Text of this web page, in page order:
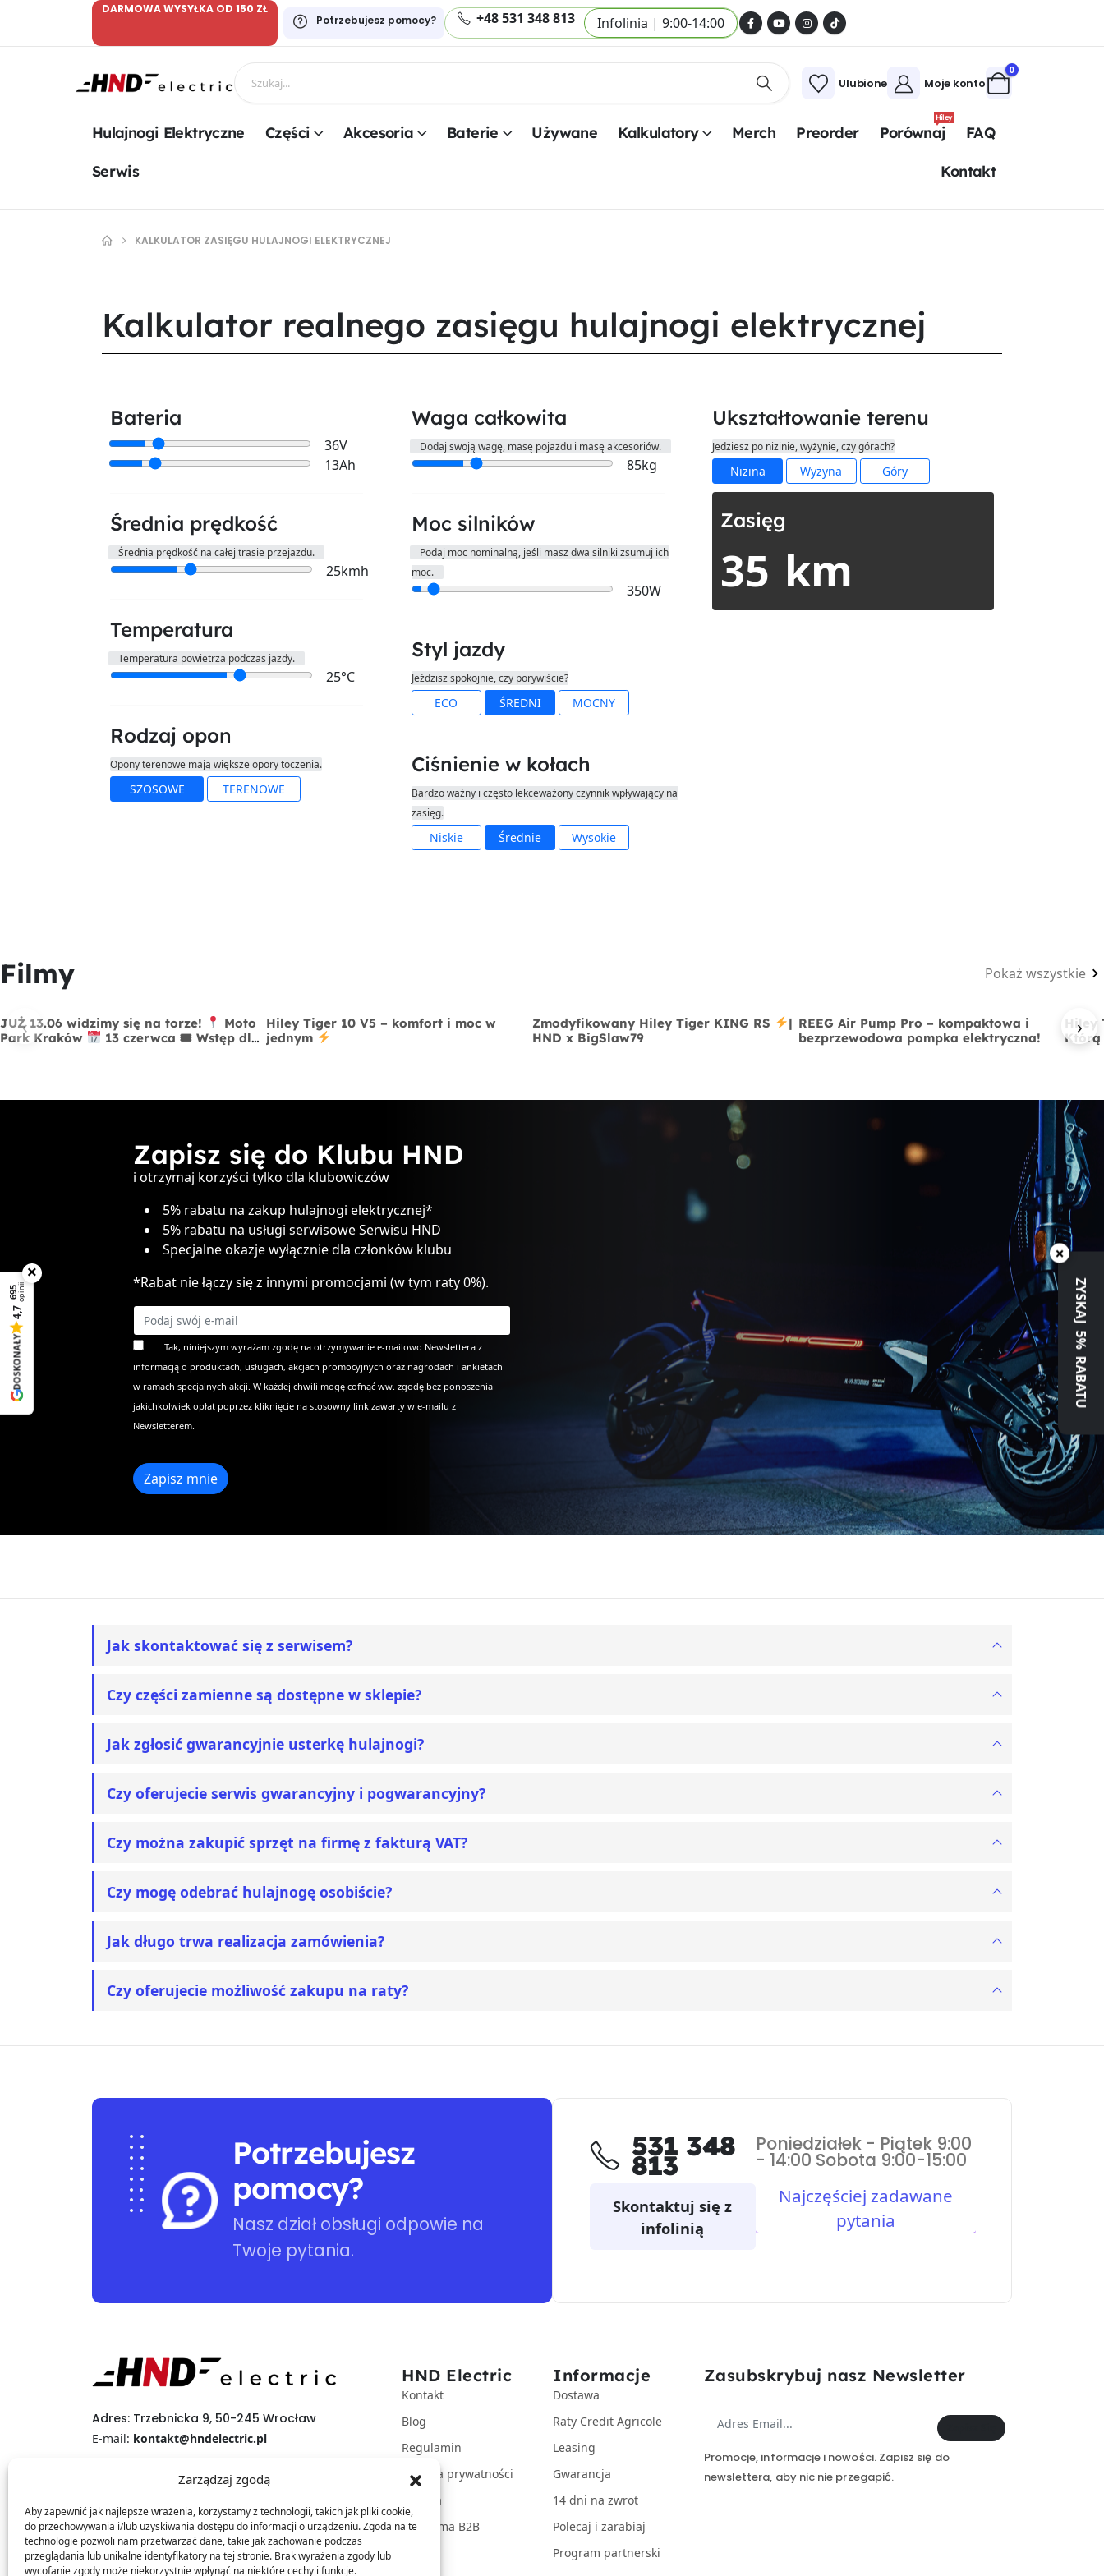
Zarządzaj zgodą
Aby zapewnić jak najlepsze wrażenia, korzystamy z technologii, takich jak pliki cookie,
do przechowywania i/lub uzyskiwania dostępu do informacji o urządzeniu. Zgoda na te
technologie pozwoli nam przetwarzać dane, takie jak zachowanie podczas
przeglądania lub unikalne identyfikatory na tej stronie. Brak wyrażenia zgody lub
wycofanie zgody może niekorzystnie wpłynąć na niektóre cechy i funkcje.
DARMOWA WYSYŁKA OD 150 ZŁ
Potrzebujesz pomocy?
+48 531 348 813 Infolinia | 9:00-14:00
Ulubione Moje konto
0
Hulajnogi Elektryczne Części Akcesoria Baterie Używane Kalkulatory Merch Preorder Porównaj
Hiley
FAQ
Serwis Kontakt
KALKULATOR ZASIĘGU HULAJNOGI ELEKTRYCZNEJ
Kalkulator realnego zasięgu hulajnogi elektrycznej
Bateria
36V
13Ah
Średnia prędkość
Średnia prędkość na całej trasie przejazdu.
25kmh
Temperatura
Temperatura powietrza podczas jazdy.
25°C
Rodzaj opon
Opony terenowe mają większe opory toczenia.
SZOSOWE TERENOWE
Waga całkowita
Dodaj swoją wagę, masę pojazdu i masę akcesoriów.
85kg
Moc silników
Podaj moc nominalną, jeśli masz dwa silniki zsumuj ich
moc.
350W
Styl jazdy
Jeździsz spokojnie, czy porywiście?
ECO ŚREDNI MOCNY
Ciśnienie w kołach
Bardzo ważny i często lekceważony czynnik wpływający na
zasięg.
Niskie Średnie Wysokie
Ukształtowanie terenu
Jedziesz po nizinie, wyżynie, czy górach?
Nizina Wyżyna Góry
Zasięg
35 km
Filmy Pokaż wszystkie
‹
JUŻ 13.06 widzimy się na torze!
Moto
Park Kraków
13 czerwca 🎟 Wstęp dla
Hiley Tiger 10 V5 – komfort i moc w
jednym
Zmodyfikowany Hiley Tiger KING RS
|
HND x BigSlaw79
REEG Air Pump Pro – kompaktowa i
bezprzewodowa pompka elektryczna!
Hiley
Którą
›
Zapisz się do Klubu HND
i otrzymaj korzyści tylko dla klubowiczów
5% rabatu na zakup hulajnogi elektrycznej*
5% rabatu na usługi serwisowe Serwisu HND
Specjalne okazje wyłącznie dla członków klubu
*Rabat nie łączy się z innymi promocjami (w tym raty 0%).
Tak, niniejszym wyrażam zgodę na otrzymywanie e-mailowo Newslettera z
informacją o produktach, usługach, akcjach promocyjnych oraz nagrodach i ankietach
w ramach specjalnych akcji. W każdej chwili mogę cofnąć ww. zgodę bez ponoszenia
jakichkolwiek opłat poprzez kliknięcie na stosowny link zawarty w e-mailu z
Newsletterem.
Jak skontaktować się z serwisem?
Czy części zamienne są dostępne w sklepie?
Jak zgłosić gwarancyjnie usterkę hulajnogi?
Czy oferujecie serwis gwarancyjny i pogwarancyjny?
Czy można zakupić sprzęt na firmę z fakturą VAT?
Czy mogę odebrać hulajnogę osobiście?
Jak długo trwa realizacja zamówienia?
Czy oferujecie możliwość zakupu na raty?
Potrzebujesz
pomocy?
Nasz dział obsługi odpowie na
Twoje pytania.
531 348
813
Skontaktuj się z
infolinią
Poniedziałek - Piątek 9:00
- 14:00 Sobota 9:00-15:00
Najczęściej zadawane
pytania
Adres: Trzebnicka 9, 50-245 Wrocław
E-mail: kontakt@hndelectric.pl
+48 531 348 813 (PON-PT 9:00-14:00)
HND Electric
Kontakt
Blog
Regulamin
Polityka prywatności
Kariera
Platforma B2B
Informacje
Dostawa
Raty Credit Agricole
Leasing
Gwarancja
14 dni na zwrot
Polecaj i zarabiaj
Program partnerski
Zasubskrybuj nasz Newsletter
Promocje, informacje i nowości. Zapisz się do
newslettera, aby nic nie przegapić.
×
695opinii
4,7
DOSKONAŁY
×
ZYSKAJ 5% RABATU